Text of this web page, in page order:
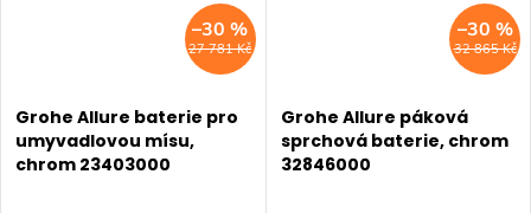
27 781 Kč
–30 %
Grohe Allure baterie pro
umyvadlovou mísu,
chrom 23403000
32 865 Kč
–30 %
Grohe Allure páková
sprchová baterie, chrom
32846000